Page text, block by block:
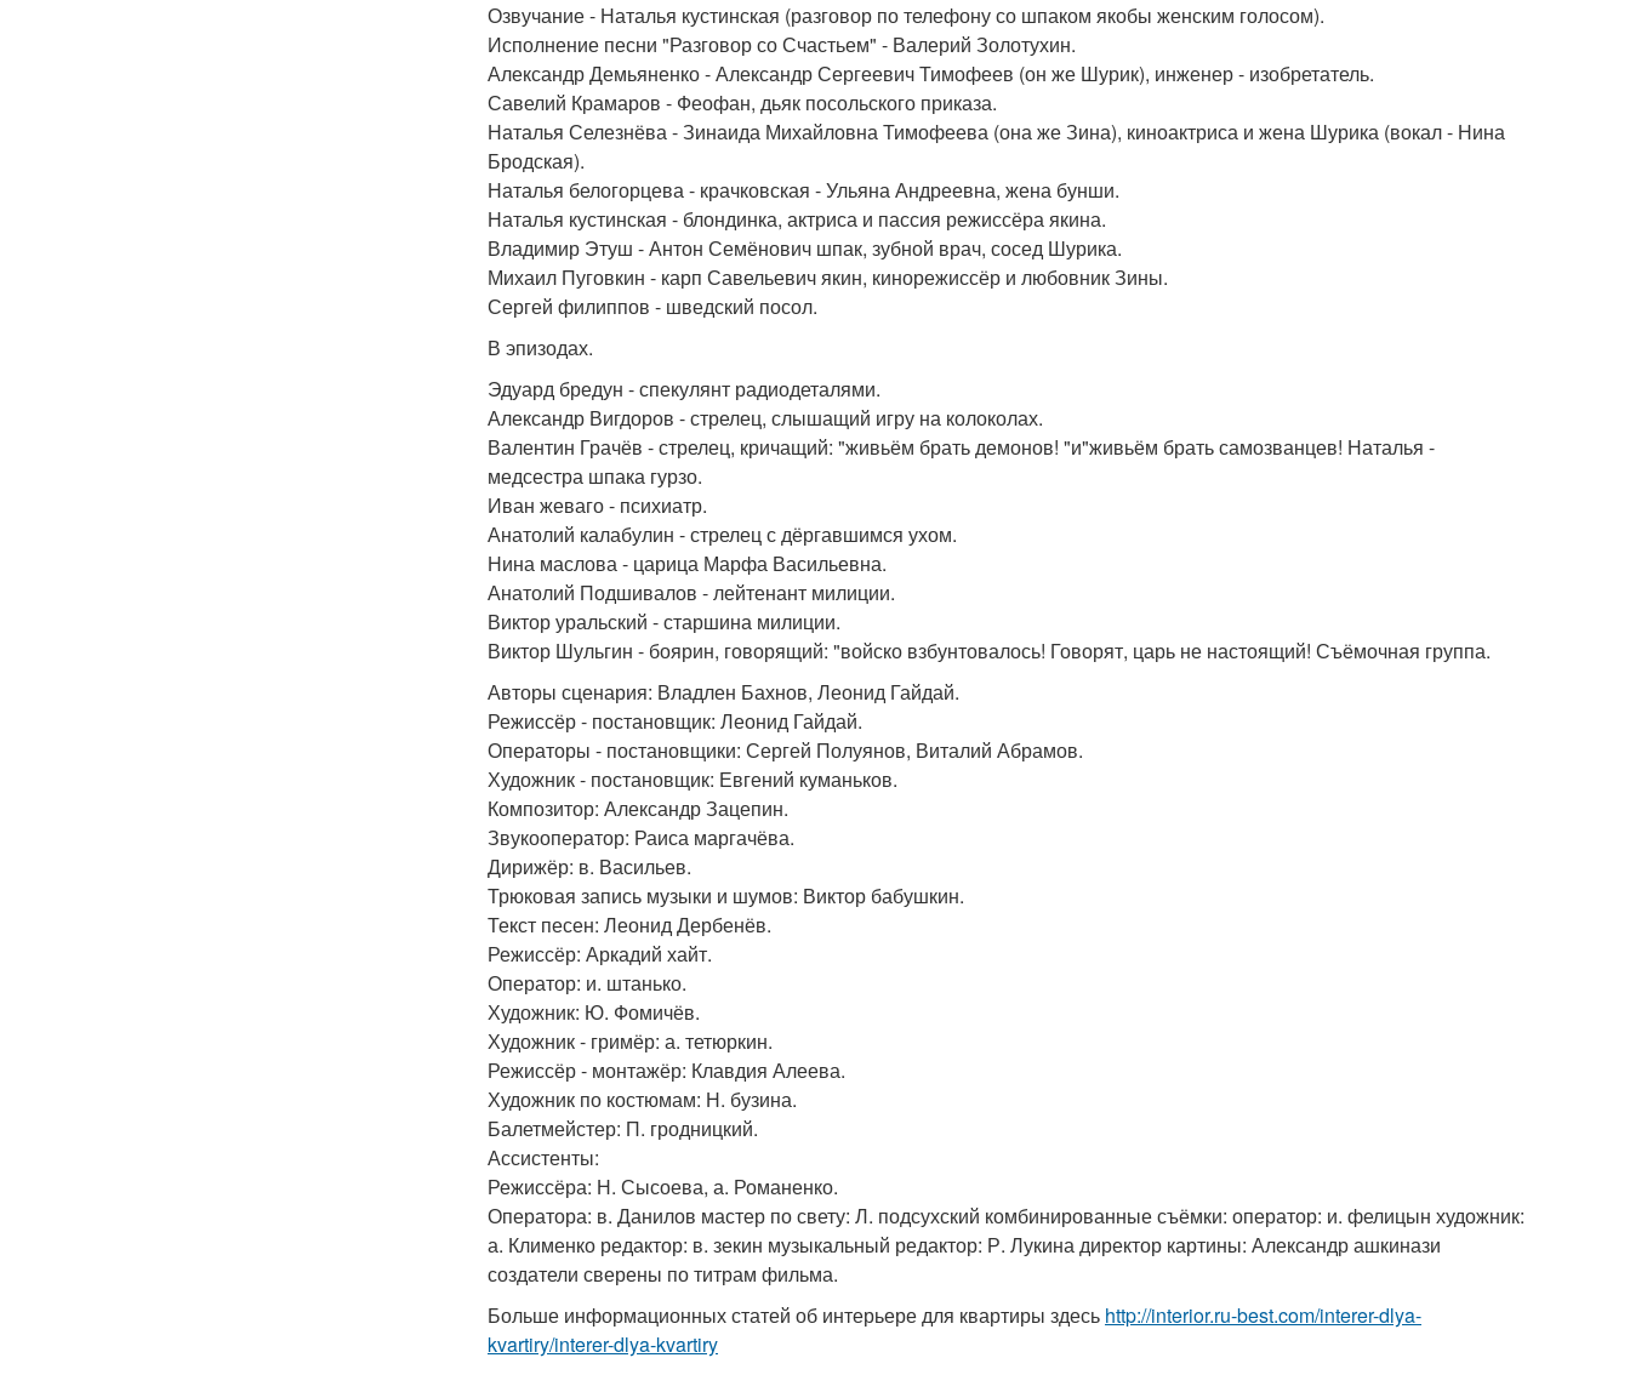
Озвучание - Наталья кустинская (разговор по телефону со шпаком якобы женским голосом).
Исполнение песни "Разговор со Счастьем" - Валерий Золотухин.
Александр Демьяненко - Александр Сергеевич Тимофеев (он же Шурик), инженер - изобретатель.
Савелий Крамаров - Феофан, дьяк посольского приказа.
Наталья Селезнёва - Зинаида Михайловна Тимофеева (она же Зина), киноактриса и жена Шурика (вокал - Нина
Бродская).
Наталья белогорцева - крачковская - Ульяна Андреевна, жена бунши.
Наталья кустинская - блондинка, актриса и пассия режиссёра якина.
Владимир Этуш - Антон Семёнович шпак, зубной врач, сосед Шурика.
Михаил Пуговкин - карп Савельевич якин, кинорежиссёр и любовник Зины.
Сергей филиппов - шведский посол.
В эпизодах.
Эдуард бредун - спекулянт радиодеталями.
Александр Вигдоров - стрелец, слышащий игру на колоколах.
Валентин Грачёв - стрелец, кричащий: "живьём брать демонов! "и"живьём брать самозванцев! Наталья -
медсестра шпака гурзо.
Иван жеваго - психиатр.
Анатолий калабулин - стрелец с дёргавшимся ухом.
Нина маслова - царица Марфа Васильевна.
Анатолий Подшивалов - лейтенант милиции.
Виктор уральский - старшина милиции.
Виктор Шульгин - боярин, говорящий: "войско взбунтовалось! Говорят, царь не настоящий! Съёмочная группа.
Авторы сценария: Владлен Бахнов, Леонид Гайдай.
Режиссёр - постановщик: Леонид Гайдай.
Операторы - постановщики: Сергей Полуянов, Виталий Абрамов.
Художник - постановщик: Евгений куманьков.
Композитор: Александр Зацепин.
Звукооператор: Раиса маргачёва.
Дирижёр: в. Васильев.
Трюковая запись музыки и шумов: Виктор бабушкин.
Текст песен: Леонид Дербенёв.
Режиссёр: Аркадий хайт.
Оператор: и. штанько.
Художник: Ю. Фомичёв.
Художник - гримёр: а. тетюркин.
Режиссёр - монтажёр: Клавдия Алеева.
Художник по костюмам: Н. бузина.
Балетмейстер: П. гродницкий.
Ассистенты:
Режиссёра: Н. Сысоева, а. Романенко.
Оператора: в. Данилов мастер по свету: Л. подсухский комбинированные съёмки: оператор: и. фелицын художник:
а. Клименко редактор: в. зекин музыкальный редактор: Р. Лукина директор картины: Александр ашкинази
создатели сверены по титрам фильма.
Больше информационных статей об интерьере для квартиры здесь http://interior.ru-best.com/interer-dlya-
kvartiry/interer-dlya-kvartiry